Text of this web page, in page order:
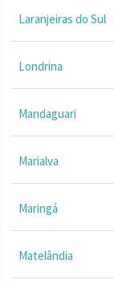
Laranjeiras do Sul
Londrina
Mandaguari
Marialva
Maringá
Matelândia